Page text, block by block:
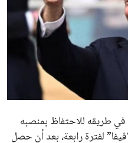
نحو ولاية رابعة في رئاسة فيفا
بريطاني يسعى لامتلاك حصة